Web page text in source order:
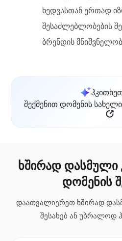
ხედვასთან ერთად
შესაძლებლობების
ბრენდის
შექმენით დომენის სახელი
ხშირად დასმული
დომენის
დაათვალიერეთ ხშირად
შესახებ ან უბრალოდ